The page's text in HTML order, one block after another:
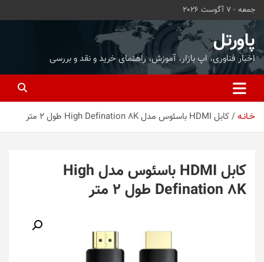
محتوا
بروید
جمعه - 7 آگوست 2026
پاورتل
اخبار فناوری، اپ بازار، آموزش، راهنمای خرید و نقد و بررسی
خـانـه کابل HDMI باسئوس مدل High Defination 8K طول 2 متر
کابل HDMI باسئوس مدل High
Defination 8K طول 2 متر